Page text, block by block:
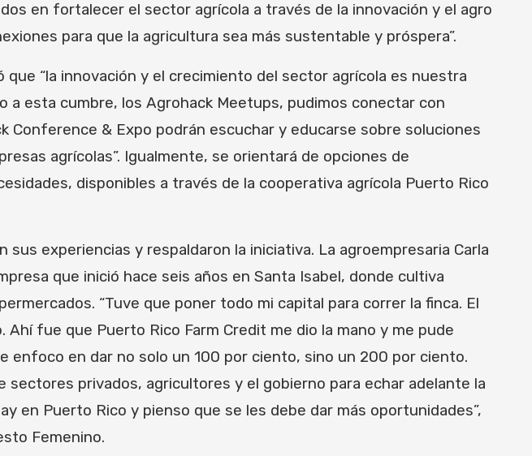
en fortalecer el sector agrícola a través de la innovación y el agro
para que la agricultura sea más sustentable y próspera”.
“la innovación y el crecimiento del sector agrícola es nuestra
a esta cumbre, los Agrohack Meetups, pudimos conectar con
Conference & Expo podrán escuchar y educarse sobre soluciones
agrícolas”. Igualmente, se orientará de opciones de
disponibles a través de la cooperativa agrícola Puerto Rico
experiencias y respaldaron la iniciativa. La agroempresaria Carla
que inició hace seis años en Santa Isabel, donde cultiva
“Tuve que poner todo mi capital para correr la finca. El
fue que Puerto Rico Farm Credit me dio la mano y me pude
enfoco en dar no solo un 100 por ciento, sino un 200 por ciento.
privados, agricultores y el gobierno para echar adelante la
en Puerto Rico y pienso que se les debe dar más oportunidades”,
Femenino.